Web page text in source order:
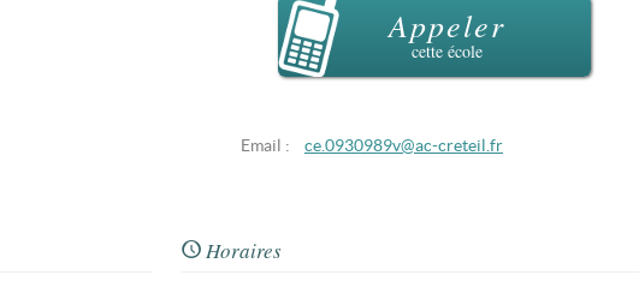
Appeler
cette école
Email : ce.0930989v@ac-creteil.fr
Horaires